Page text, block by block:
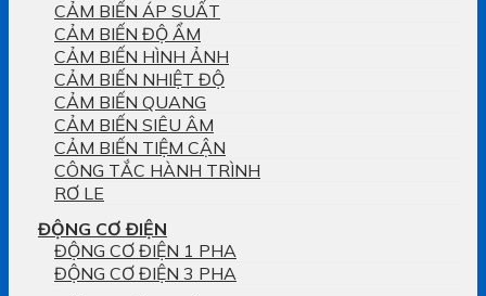
CẢM BIẾN ÁP SUẤT
CẢM BIẾN ĐỘ ẨM
CẢM BIẾN HÌNH ẢNH
CẢM BIẾN NHIỆT ĐỘ
CẢM BIẾN QUANG
CẢM BIẾN SIÊU ÂM
CẢM BIẾN TIỆM CẬN
CÔNG TẮC HÀNH TRÌNH
RƠ LE
ĐỘNG CƠ ĐIỆN
ĐỘNG CƠ ĐIỆN 1 PHA
ĐỘNG CƠ ĐIỆN 3 PHA